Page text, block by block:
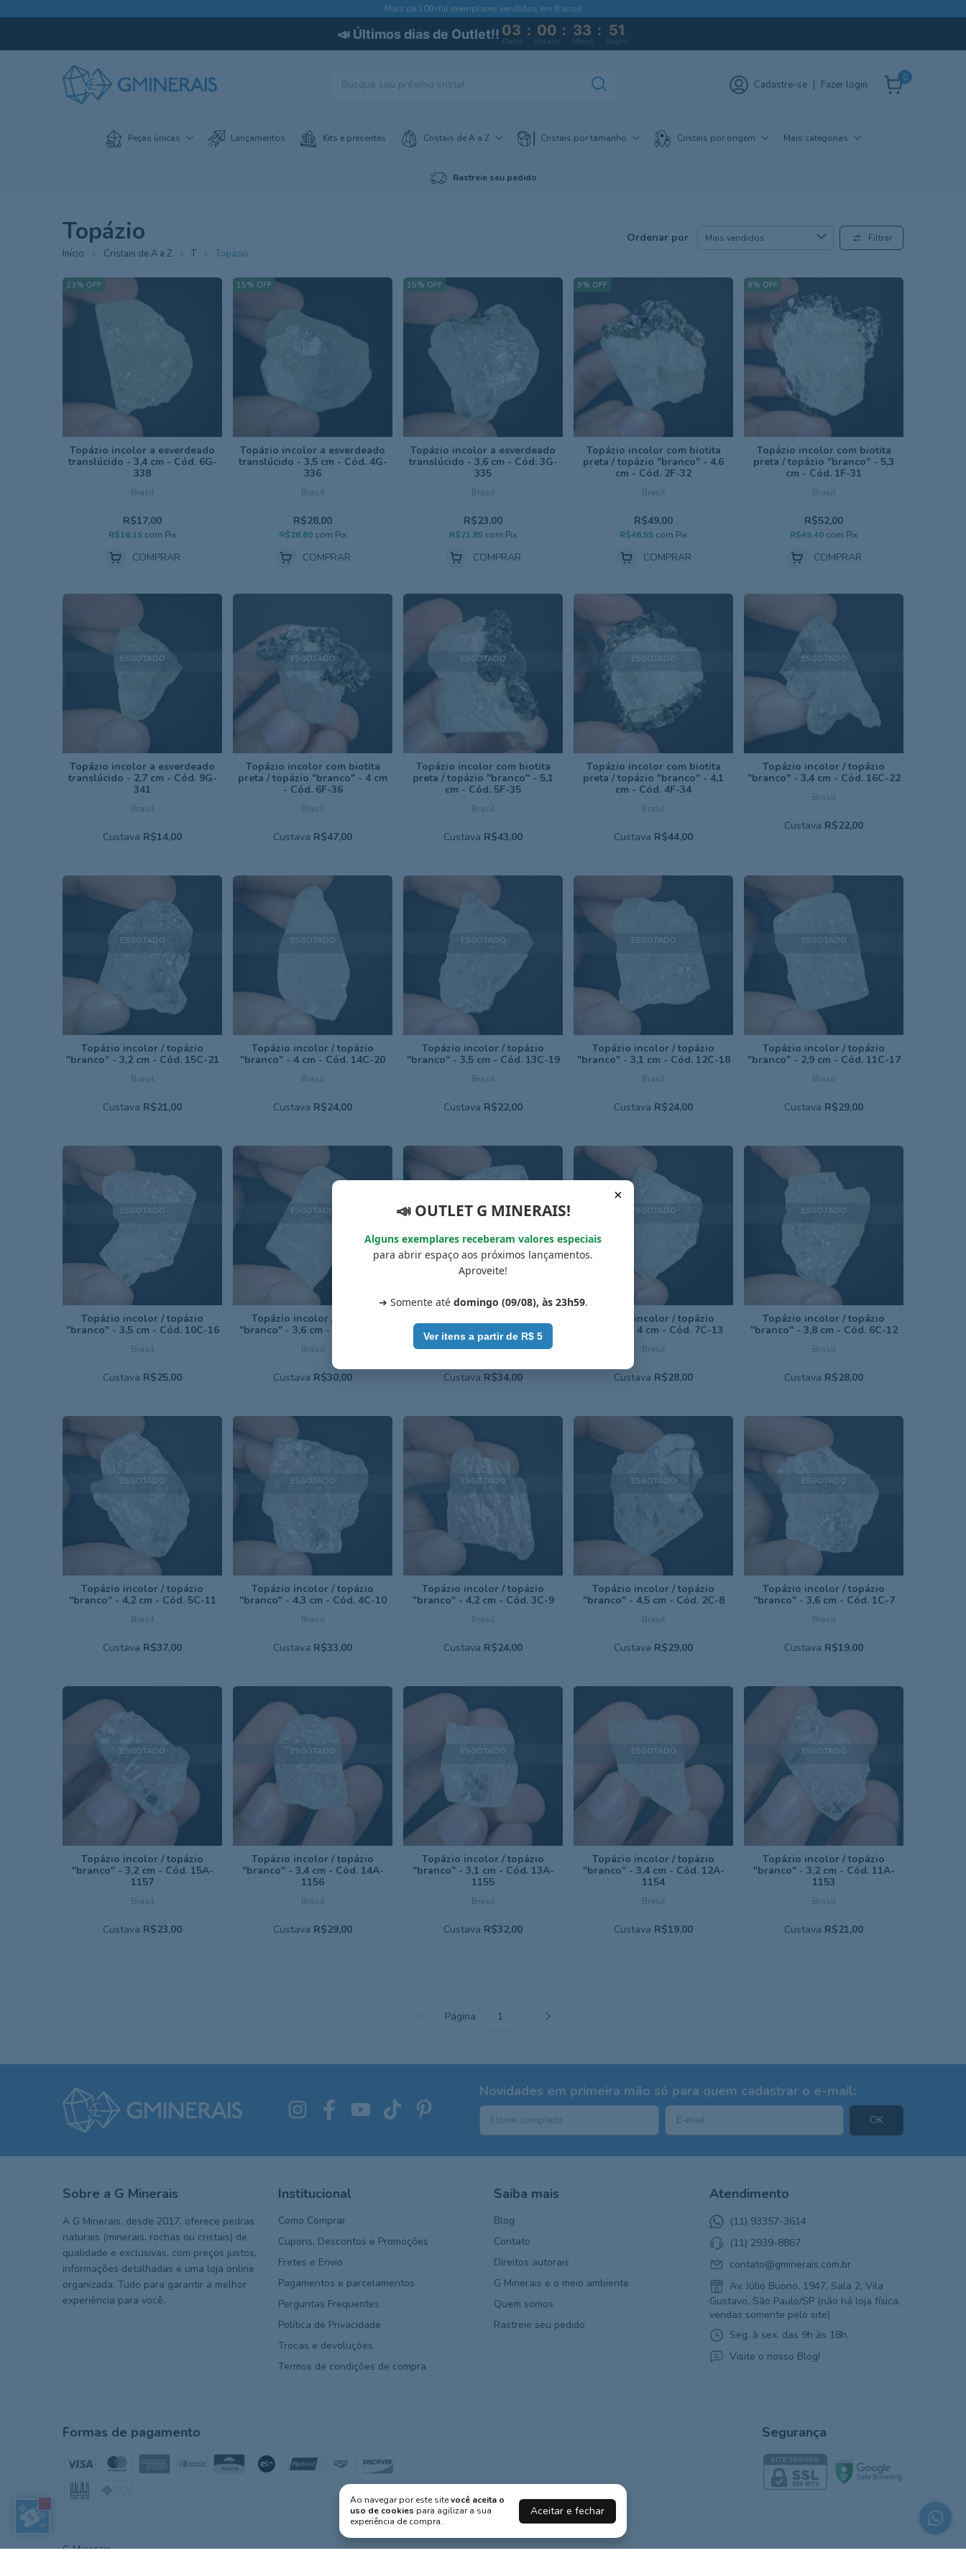
Mais de 100 mil exemplares vendidos em 8 anos
📣 Últimos dias de Outlet!! 03 : 00 : 33 : 50
Dia(s) Hora(s) Min(s) Seg(s)
Cadastre-se | Fazer login
0
Peças únicas Lançamentos Kits e presentes Cristais de A a Z Cristais por tamanho Cristais por origem Mais categorias
Rastreie seu pedido
Ao navegar por este sitevocê aceita o
uso de cookies para agilizar a sua
experiência de compra.
Aceitar e fechar
Topázio
Início Cristais de A a Z T Topázio
Ordenar por Filtrar
23% OFF
Brasil
Topázio incolor a esverdeado
translúcido - 3,4 cm - Cód. 6G-
338
R$17,00
R$16,15 com Pix
COMPRAR
15% OFF
Brasil
Topázio incolor a esverdeado
translúcido - 3,5 cm - Cód. 4G-
336
R$28,00
R$26,60 com Pix
COMPRAR
15% OFF
Brasil
Topázio incolor a esverdeado
translúcido - 3,6 cm - Cód. 3G-
335
R$23,00
R$21,85 com Pix
COMPRAR
9% OFF
Brasil
Topázio incolor com biotita
preta / topázio "branco" - 4,6
cm - Cód. 2F-32
R$49,00
R$46,55 com Pix
COMPRAR
9% OFF
Brasil
Topázio incolor com biotita
preta / topázio "branco" - 5,3
cm - Cód. 1F-31
R$52,00
R$49,40 com Pix
COMPRAR
ESGOTADO
Brasil
Topázio incolor a esverdeado
translúcido - 2,7 cm - Cód. 9G-
341
Custava R$14,00
ESGOTADO
Brasil
Topázio incolor com biotita
preta / topázio "branco" - 4 cm
- Cód. 6F-36
Custava R$47,00
ESGOTADO
Brasil
Topázio incolor com biotita
preta / topázio "branco" - 5,1
cm - Cód. 5F-35
Custava R$43,00
ESGOTADO
Brasil
Topázio incolor com biotita
preta / topázio "branco" - 4,1
cm - Cód. 4F-34
Custava R$44,00
ESGOTADO
Brasil
Topázio incolor / topázio
"branco" - 3,4 cm - Cód. 16C-22
Custava R$22,00
ESGOTADO
Brasil
Topázio incolor / topázio
"branco" - 3,2 cm - Cód. 15C-21
Custava R$21,00
ESGOTADO
Brasil
Topázio incolor / topázio
"branco" - 4 cm - Cód. 14C-20
Custava R$24,00
ESGOTADO
Brasil
Topázio incolor / topázio
"branco" - 3,5 cm - Cód. 13C-19
Custava R$22,00
ESGOTADO
Brasil
Topázio incolor / topázio
"branco" - 3,1 cm - Cód. 12C-18
Custava R$24,00
ESGOTADO
Brasil
Topázio incolor / topázio
"branco" - 2,9 cm - Cód. 11C-17
Custava R$29,00
ESGOTADO
Brasil
Topázio incolor / topázio
"branco" - 3,5 cm - Cód. 10C-16
Custava R$25,00
ESGOTADO
Brasil
Topázio incolor / topázio
"branco" - 3,6 cm - Cód. 9C-15
Custava R$30,00
ESGOTADO
Brasil
"branco" - 4,3 cm - Cód. 8C-14
Custava R$34,00
ESGOTADO
Brasil
Topázio incolor / topázio
"branco" - 4 cm - Cód. 7C-13
Custava R$28,00
ESGOTADO
Brasil
Topázio incolor / topázio
"branco" - 3,8 cm - Cód. 6C-12
Custava R$28,00
ESGOTADO
Brasil
Topázio incolor / topázio
"branco" - 4,2 cm - Cód. 5C-11
Custava R$37,00
ESGOTADO
Brasil
Topázio incolor / topázio
"branco" - 4,3 cm - Cód. 4C-10
Custava R$33,00
ESGOTADO
Brasil
Topázio incolor / topázio
"branco" - 4,2 cm - Cód. 3C-9
Custava R$24,00
ESGOTADO
Brasil
Topázio incolor / topázio
"branco" - 4,5 cm - Cód. 2C-8
Custava R$29,00
ESGOTADO
Brasil
Topázio incolor / topázio
"branco" - 3,6 cm - Cód. 1C-7
Custava R$19,00
ESGOTADO
Brasil
Topázio incolor / topázio
"branco" - 3,2 cm - Cód. 15A-
1157
Custava R$23,00
ESGOTADO
Brasil
Topázio incolor / topázio
"branco" - 3,4 cm - Cód. 14A-
1156
Custava R$29,00
ESGOTADO
Brasil
Topázio incolor / topázio
"branco" - 3,1 cm - Cód. 13A-
1155
Custava R$32,00
ESGOTADO
Brasil
Topázio incolor / topázio
"branco" - 3,4 cm - Cód. 12A-
1154
Custava R$19,00
ESGOTADO
Brasil
Topázio incolor / topázio
"branco" - 3,2 cm - Cód. 11A-
1153
Custava R$21,00
Página
Novidades em primeira mão só para quem cadastrar o e-mail:
Sobre a G Minerais
A G Minerais, desde 2017, oferece pedras
naturais (minerais, rochas ou cristais) de
qualidade e exclusivas, com preços justos,
informações detalhadas e uma loja online
organizada. Tudo para garantir a melhor
experiência para você.
Institucional
Como Comprar
Cupons, Descontos e Promoções
Fretes e Envio
Pagamentos e parcelamentos
Perguntas Frequentes
Política de Privacidade
Trocas e devoluções
Termos de condições de compra
Saiba mais
Blog
Contato
Direitos autorais
G Minerais e o meio ambiente
Quem somos
Rastreie seu pedido
Atendimento
(11) 93357-3614
(11) 2939-8867
contato@gminerais.com.br
Av. Júlio Buono, 1947, Sala 2, Vila
Gustavo, São Paulo/SP (não há loja física,
vendas somente pelo site)
Seg. à sex. das 9h às 18h.
Visite o nosso Blog!
Formas de pagamento Segurança
G Minerais
×
📣 OUTLET G MINERAIS!
Alguns exemplares receberam valores especiais
para abrir espaço aos próximos lançamentos.
Aproveite!
➜ Somente até domingo (09/08), às 23h59.
Ver itens a partir de R$ 5